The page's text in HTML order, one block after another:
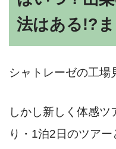
法はある!?
シャトレーゼの工場
しかし新しく体感
り・1泊2日のツアー